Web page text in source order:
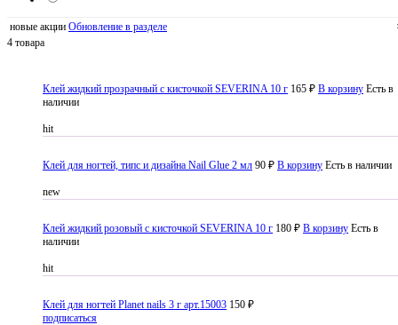
новые акции Обновление в разделе
4 товара
Клей жидкий прозрачный с кисточкой SEVERINA 10 г 165 ₽ В корзину Есть в
наличии
hit
Клей для ногтей, типс и дизайна Nail Glue 2 мл 90 ₽ В корзину Есть в наличии
new
Клей жидкий розовый с кисточкой SEVERINA 10 г 180 ₽ В корзину Есть в
наличии
hit
Клей для ногтей Planet nails 3 г арт.15003 150 ₽
подписаться